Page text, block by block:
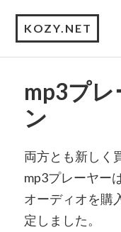
KOZY.NET
mp3プ
ン
両方とも新しく
mp3プレーヤー
オーディオを購
定しました。